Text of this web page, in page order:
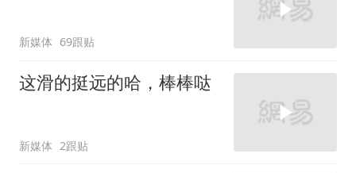
新媒体 69跟贴
这滑的挺远的哈，棒棒哒
新媒体 2跟贴